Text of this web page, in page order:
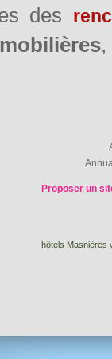
des
Proposer un
hôtels Masnières